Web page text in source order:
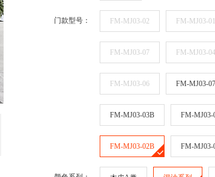
门款型号： FM-MJ03-02 FM-MJ03-01
FM-MJ03-07 FM-MJ03-04
FM-MJ03-06 FM-MJ03-
FM-MJ03-03B FM-MJ03-
FM-MJ03-02B FM-MJ03-